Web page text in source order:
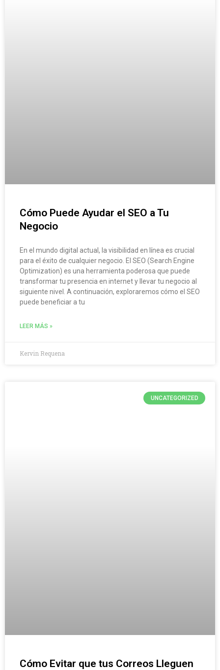
Cómo Puede Ayudar el SEO a Tu
Negocio
En el mundo digital actual, la visibilidad en línea es crucial
para el éxito de cualquier negocio. El SEO (Search Engine
Optimization) es una herramienta poderosa que puede
transformar tu presencia en internet y llevar tu negocio al
siguiente nivel. A continuación, exploraremos cómo el SEO
puede beneficiar a tu
LEER MÁS »
Kervin Requena
UNCATEGORIZED
Cómo Evitar que tus Correos Lleguen